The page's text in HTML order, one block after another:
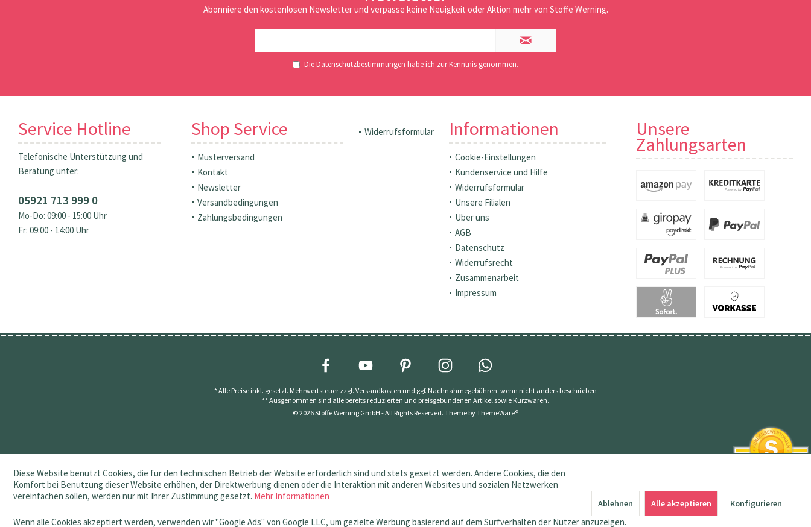
Abonniere den kostenlosen Newsletter und verpasse keine Neuigkeit oder Aktion mehr von Stoffe Werning.
DieDatenschutzbestimmungen habe ich zur Kenntnis genommen.
Service Hotline
Telefonische Unterstützung und
Beratung unter:
05921 713 999 0
Mo-Do: 09:00 - 15:00 Uhr
Fr: 09:00 - 14:00 Uhr
Shop Service
Musterversand
Kontakt
Newsletter
Versandbedingungen
Zahlungsbedingungen
Widerrufsformular Informationen
Cookie-Einstellungen
Kundenservice und Hilfe
Widerrufsformular
Unsere Filialen
Über uns
AGB
Datenschutz
Widerrufsrecht
Zusammenarbeit
Impressum
Unsere
Zahlungsarten
* Alle Preise inkl. gesetzl. Mehrwertsteuer zzgl. Versandkosten und ggf. Nachnahmegebühren, wenn nicht anders beschrieben
** Ausgenommen sind alle bereits reduzierten und preisgebundenen Artikel sowie Kurzwaren.
© 2026 Stoffe Werning GmbH - All Rights Reserved. Theme byThemeWare®
Diese Website benutzt Cookies, die für den technischen Betrieb der Website erforderlich sind und stets gesetzt werden. Andere Cookies, die den
Komfort bei Benutzung dieser Website erhöhen, der Direktwerbung dienen oder die Interaktion mit anderen Websites und sozialen Netzwerken
vereinfachen sollen, werden nur mit Ihrer Zustimmung gesetzt. Mehr Informationen
Wenn alle Cookies akzeptiert werden, verwenden wir "Google Ads" von Google LLC, um gezielte Werbung basierend auf dem Surfverhalten der Nutzer anzuzeigen.
Ablehnen Alle akzeptieren Konfigurieren
aus 144 Bewertungen